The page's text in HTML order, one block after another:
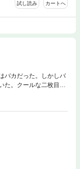
試し読み カートへ
バカだった。しかしバ
た。クールな二枚目で
佐藤流星愛、通称サト
遊び仲間だった。 あ
げな女性がやってく
3人組を巡る奇々